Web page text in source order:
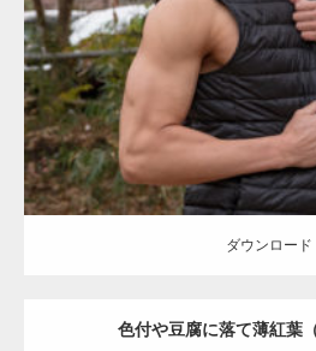
Category:紅葉とマッチョ inori
ダウンロード
ダウンロード
色付や豆腐に落て薄紅葉